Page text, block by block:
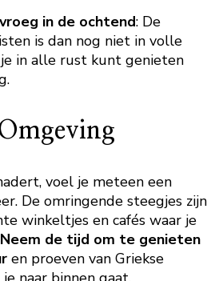
in de ochtend: De
is dan nog niet in volle
in alle rust kunt genieten
voel je meteen een
De omringende steegjes zijn
winkeltjes en cafés waar je
Neem de tijd om te genieten
en proeven van Griekse